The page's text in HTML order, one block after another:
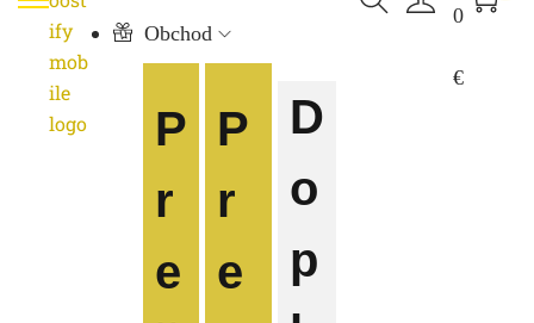
Obchod
P
r
e
P
r
e
D
o
p
0
€